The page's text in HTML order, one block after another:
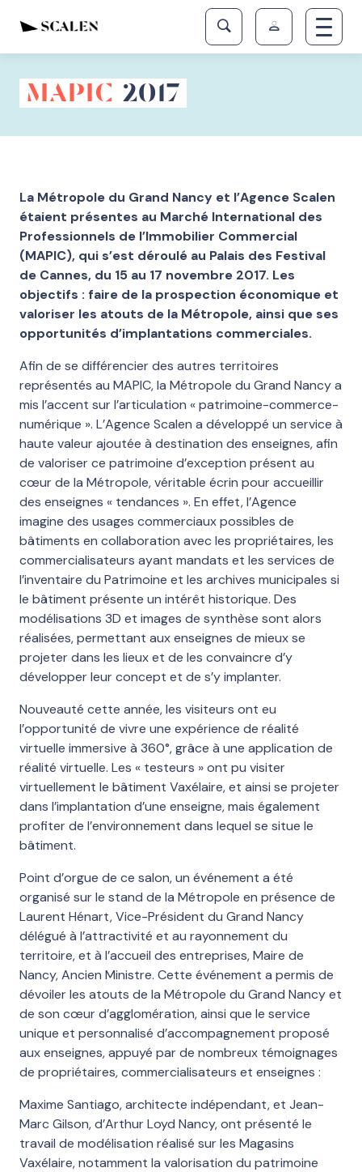
MAPIC 2017
La Métropole du Grand Nancy et l’Agence Scalen
étaient présentes au Marché International des
Professionnels de l’Immobilier Commercial
(MAPIC), qui s’est déroulé au Palais des Festival
de Cannes, du 15 au 17 novembre 2017. Les
objectifs : faire de la prospection économique et
valoriser les atouts de la Métropole, ainsi que ses
opportunités d’implantations commerciales.
Afin de se différencier des autres territoires
représentés au MAPIC, la Métropole du Grand Nancy a
mis l’accent sur l’articulation « patrimoine-commerce-
numérique ». L’Agence Scalen a développé un service à
haute valeur ajoutée à destination des enseignes, afin
de valoriser ce patrimoine d’exception présent au
cœur de la Métropole, véritable écrin pour accueillir
des enseignes « tendances ». En effet, l’Agence
imagine des usages commerciaux possibles de
bâtiments en collaboration avec les propriétaires, les
commercialisateurs ayant mandats et les services de
l’inventaire du Patrimoine et les archives municipales si
le bâtiment présente un intérêt historique. Des
modélisations 3D et images de synthèse sont alors
réalisées, permettant aux enseignes de mieux se
projeter dans les lieux et de les convaincre d’y
développer leur concept et de s’y implanter.
Nouveauté cette année, les visiteurs ont eu
l’opportunité de vivre une expérience de réalité
virtuelle immersive à 360°, grâce à une application de
réalité virtuelle. Les « testeurs » ont pu visiter
virtuellement le bâtiment Vaxélaire, et ainsi se projeter
dans l’implantation d’une enseigne, mais également
profiter de l’environnement dans lequel se situe le
bâtiment.
Point d’orgue de ce salon, un événement a été
organisé sur le stand de la Métropole en présence de
Laurent Hénart, Vice-Président du Grand Nancy
délégué à l’attractivité et au rayonnement du
territoire, et à l’accueil des entreprises, Maire de
Nancy, Ancien Ministre. Cette événement a permis de
dévoiler les atouts de la Métropole du Grand Nancy et
de son cœur d’agglomération, ainsi que le service
unique et personnalisé d’accompagnement proposé
aux enseignes, appuyé par de nombreux témoignages
de propriétaires, commercialisateurs et enseignes :
Maxime Santiago, architecte indépendant, et Jean-
Marc Gilson, d’Arthur Loyd Nancy, ont présenté le
travail de modélisation réalisé sur les Magasins
Vaxélaire, notamment la valorisation du patrimoine